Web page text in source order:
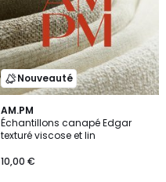
Nouveauté
AM.PM
Échantillons canapé Edgar
texturé viscose et lin
10,00 €